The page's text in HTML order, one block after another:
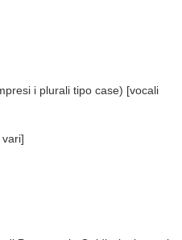
i plurali tipo case) [vocali